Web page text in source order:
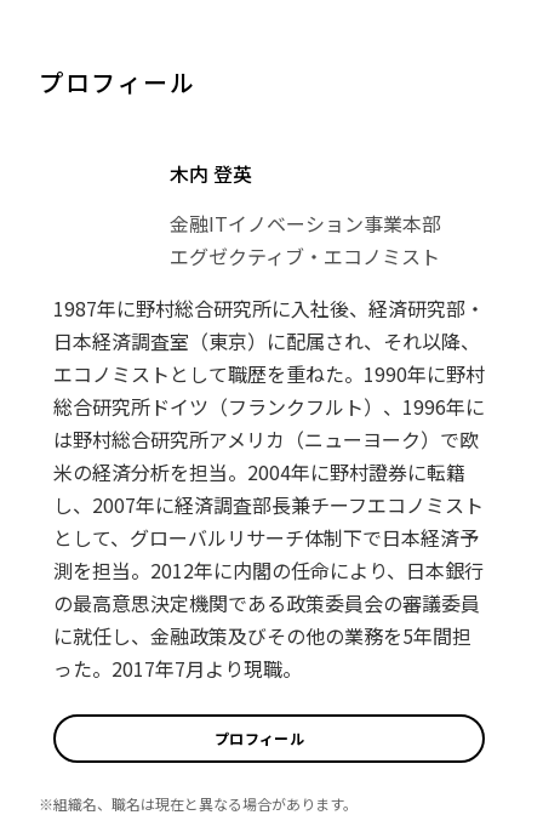
プロフィール
木内 登英
金融ITイノベーション事業本部
エグゼクティブ・エコノミスト
1987年に野村総合研究所に入社後、経済研究部・
日本経済調査室（東京）に配属され、それ以降、
エコノミストとして職歴を重ねた。1990年に野村
総合研究所ドイツ（フランクフルト）、1996年に
は野村総合研究所アメリカ（ニューヨーク）で欧
米の経済分析を担当。2004年に野村證券に転籍
し、2007年に経済調査部長兼チーフエコノミスト
として、グローバルリサーチ体制下で日本経済予
測を担当。2012年に内閣の任命により、日本銀行
の最高意思決定機関である政策委員会の審議委員
に就任し、金融政策及びその他の業務を5年間担
った。2017年7月より現職。
プロフィール
※組織名、職名は現在と異なる場合があります。